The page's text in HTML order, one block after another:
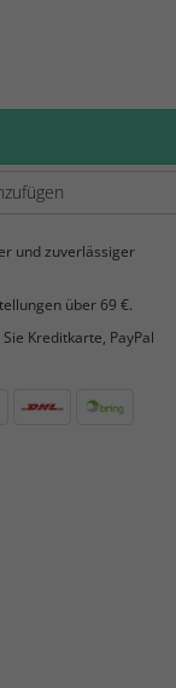
und zuverlässiger
über 69 €.
Kreditkarte, PayPal